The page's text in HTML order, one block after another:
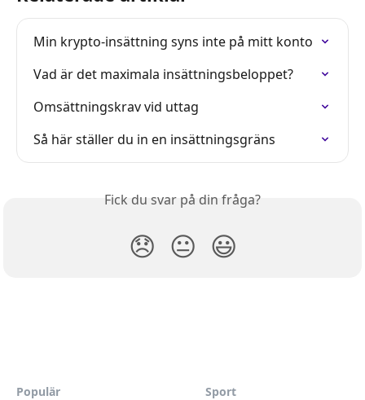
Min krypto-insättning syns inte på mitt konto
Vad är det maximala insättningsbeloppet?
Omsättningskrav vid uttag
Så här ställer du in en insättningsgräns
Fick du svar på din fråga?
😞 😐 😃
Populär Sport